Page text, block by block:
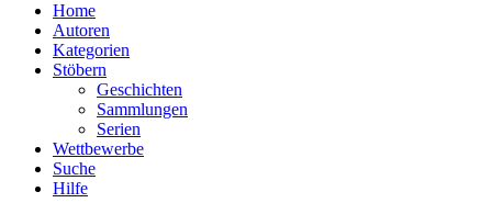
Home
Autoren
Kategorien
Stöbern
Geschichten
Sammlungen
Serien
Wettbewerbe
Suche
Hilfe